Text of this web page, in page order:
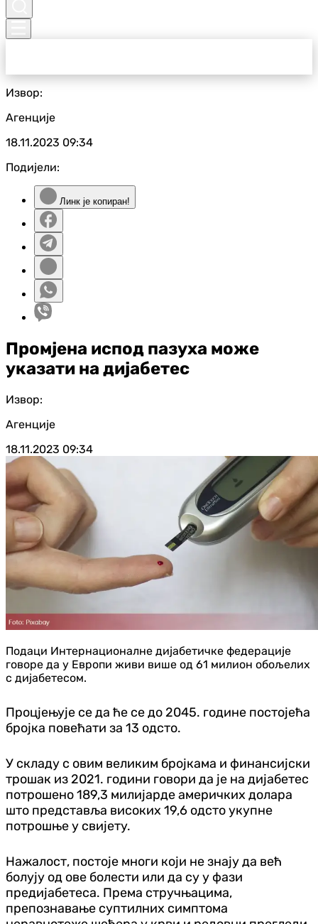
Извор:
Агенције
18.11.2023 09:34
Подијели:
Линк је копиран!
Промјена испод пазуха може
указати на дијабетес
Извор:
Агенције
18.11.2023 09:34
Подаци Интернационалне дијабетичке федерације
говоре да у Европи живи више од 61 милион обољелих
с дијабетесом.
Процјењује се да ће се до 2045. године постојећа
бројка повећати за 13 одсто.
У складу с овим великим бројкама и финансијски
трошак из 2021. години говори да је на дијабетес
потрошено 189,3 милијарде америчких долара
што представља високих 19,6 одсто укупне
потрошње у свијету.
Нажалост, постоје многи који не знају да већ
болују од ове болести или да су у фази
предијабетеса. Према стручњацима,
препознавање суптилних симптома